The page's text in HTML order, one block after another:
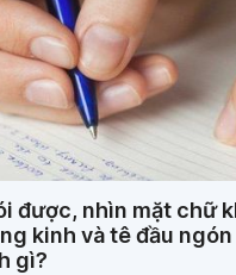
được, nhìn mặt chữ
kinh và tê đầu
gì?